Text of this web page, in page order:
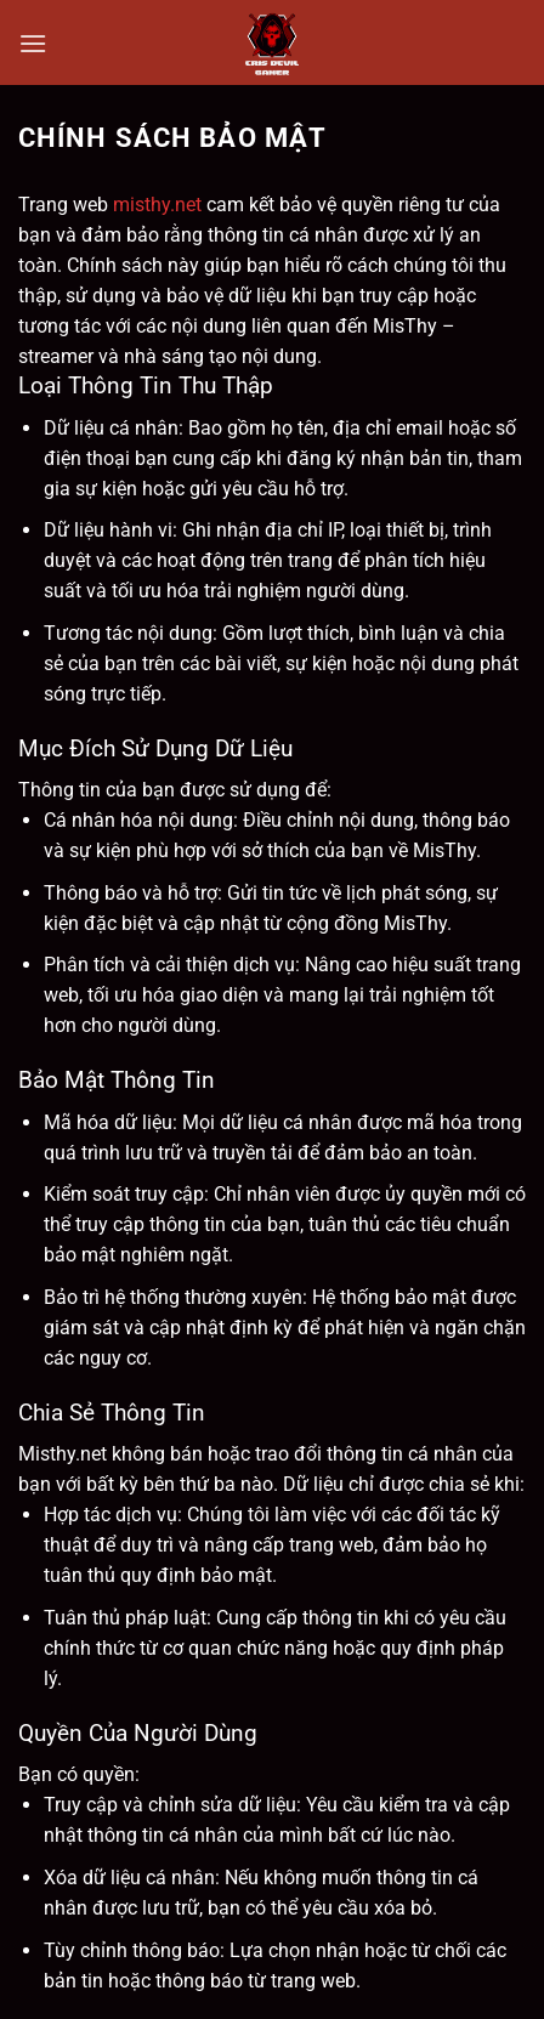
đến
CHÍNH SÁCH BẢO MẬT
Trang web misthy.net cam kết bảo vệ quyền riêng tư của
bạn và đảm bảo rằng thông tin cá nhân được xử lý an
toàn. Chính sách này giúp bạn hiểu rõ cách chúng tôi thu
thập, sử dụng và bảo vệ dữ liệu khi bạn truy cập hoặc
tương tác với các nội dung liên quan đến MisThy –
streamer và nhà sáng tạo nội dung.
Loại Thông Tin Thu Thập
Dữ liệu cá nhân: Bao gồm họ tên, địa chỉ email hoặc số
điện thoại bạn cung cấp khi đăng ký nhận bản tin, tham
gia sự kiện hoặc gửi yêu cầu hỗ trợ.
Dữ liệu hành vi: Ghi nhận địa chỉ IP, loại thiết bị, trình
duyệt và các hoạt động trên trang để phân tích hiệu
suất và tối ưu hóa trải nghiệm người dùng.
Tương tác nội dung: Gồm lượt thích, bình luận và chia
sẻ của bạn trên các bài viết, sự kiện hoặc nội dung phát
sóng trực tiếp.
Mục Đích Sử Dụng Dữ Liệu
Thông tin của bạn được sử dụng để:
Cá nhân hóa nội dung: Điều chỉnh nội dung, thông báo
và sự kiện phù hợp với sở thích của bạn về MisThy.
Thông báo và hỗ trợ: Gửi tin tức về lịch phát sóng, sự
kiện đặc biệt và cập nhật từ cộng đồng MisThy.
Phân tích và cải thiện dịch vụ: Nâng cao hiệu suất trang
web, tối ưu hóa giao diện và mang lại trải nghiệm tốt
hơn cho người dùng.
Bảo Mật Thông Tin
Mã hóa dữ liệu: Mọi dữ liệu cá nhân được mã hóa trong
quá trình lưu trữ và truyền tải để đảm bảo an toàn.
Kiểm soát truy cập: Chỉ nhân viên được ủy quyền mới có
thể truy cập thông tin của bạn, tuân thủ các tiêu chuẩn
bảo mật nghiêm ngặt.
Bảo trì hệ thống thường xuyên: Hệ thống bảo mật được
giám sát và cập nhật định kỳ để phát hiện và ngăn chặn
các nguy cơ.
Chia Sẻ Thông Tin
Misthy.net không bán hoặc trao đổi thông tin cá nhân của
bạn với bất kỳ bên thứ ba nào. Dữ liệu chỉ được chia sẻ khi:
Hợp tác dịch vụ: Chúng tôi làm việc với các đối tác kỹ
thuật để duy trì và nâng cấp trang web, đảm bảo họ
tuân thủ quy định bảo mật.
Tuân thủ pháp luật: Cung cấp thông tin khi có yêu cầu
chính thức từ cơ quan chức năng hoặc quy định pháp
lý.
Quyền Của Người Dùng
Bạn có quyền:
Truy cập và chỉnh sửa dữ liệu: Yêu cầu kiểm tra và cập
nhật thông tin cá nhân của mình bất cứ lúc nào.
Xóa dữ liệu cá nhân: Nếu không muốn thông tin cá
nhân được lưu trữ, bạn có thể yêu cầu xóa bỏ.
Tùy chỉnh thông báo: Lựa chọn nhận hoặc từ chối các
bản tin hoặc thông báo từ trang web.